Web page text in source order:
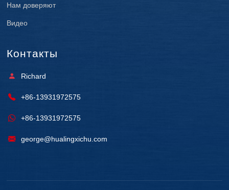
Нам доверяют
Видео
Контакты
Richard
+86-13931972575
+86-13931972575
george@hualingxichu.com